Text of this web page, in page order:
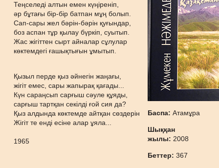
Теңселеді алтын емен күңіреніп,
әр бұтағы бір-бір батпан мұң болып.
Сап-сары жел бәрін-бәрін қуғындар,
боз аспан тұр қылау бүркіп, суытып.
Жас жігіттен сырт айналар сұлулар
көктемдегі ғашықтығын ұмытып.
Қызыл перде қыз әйнегін жаңағы,
жігіт емес, сары жапырақ қағады...
Күн сараңсып сарғыш сәуле құяды,
сарғыш тартқан секілді ғой сия да?
Қыз алдында көктемде айтқан сөздерін
Жігіт те енді есіне алар ұяла...
1965
Баспа:Атамұра
Шыққан
жылы: 2008
Беттер:367